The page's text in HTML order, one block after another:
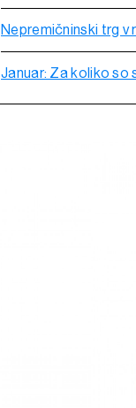
Nepremičninski trg v
Januar: Za koliko so